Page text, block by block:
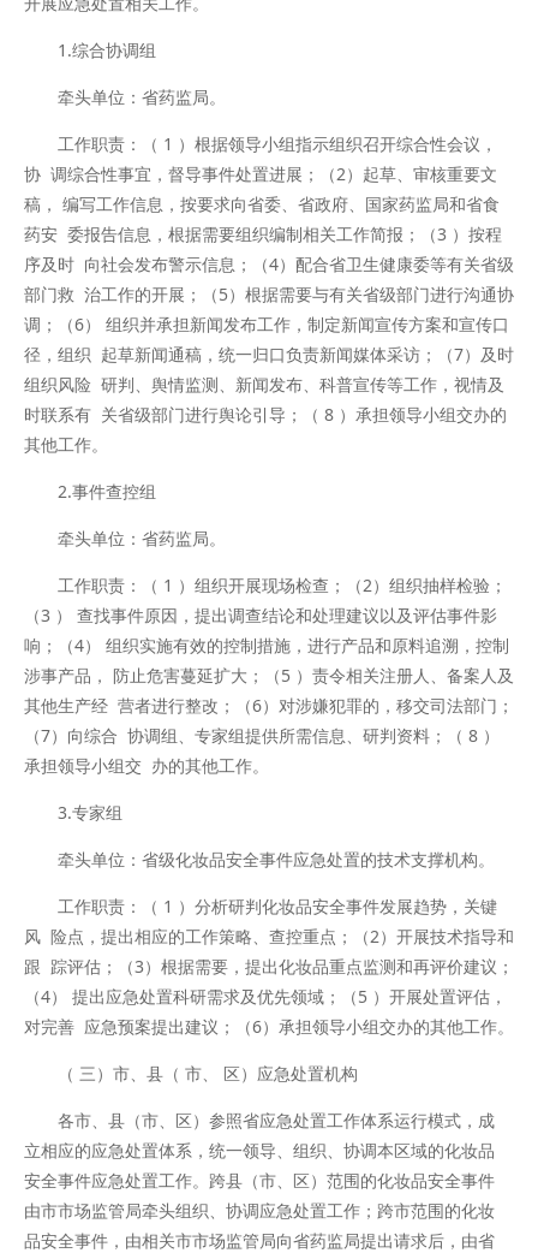
1.综合协调组
牵头单位：省药监局。
工作职责：（ 1 ）根据领导小组指示组织召开综合性会议，
协 调综合性事宜，督导事件处置进展；（2）起草、审核重要文
稿， 编写工作信息，按要求向省委、省政府、国家药监局和省食
药安 委报告信息，根据需要组织编制相关工作简报；（3 ）按程
序及时 向社会发布警示信息；（4）配合省卫生健康委等有关省级
部门救 治工作的开展；（5）根据需要与有关省级部门进行沟通协
调；（6） 组织并承担新闻发布工作，制定新闻宣传方案和宣传口
径，组织 起草新闻通稿，统一归口负责新闻媒体采访；（7）及时
组织风险 研判、舆情监测、新闻发布、科普宣传等工作，视情及
时联系有 关省级部门进行舆论引导；（ 8 ）承担领导小组交办的
其他工作。
2.事件查控组
牵头单位：省药监局。
工作职责：（ 1 ）组织开展现场检查；（2）组织抽样检验；
（3 ） 查找事件原因，提出调查结论和处理建议以及评估事件影
响；（4） 组织实施有效的控制措施，进行产品和原料追溯，控制
涉事产品， 防止危害蔓延扩大；（5 ）责令相关注册人、备案人及
其他生产经 营者进行整改；（6）对涉嫌犯罪的，移交司法部门；
（7）向综合 协调组、专家组提供所需信息、研判资料；（ 8 ）
承担领导小组交 办的其他工作。
3.专家组
牵头单位：省级化妆品安全事件应急处置的技术支撑机构。
工作职责：（ 1 ）分析研判化妆品安全事件发展趋势，关键
风 险点，提出相应的工作策略、查控重点；（2）开展技术指导和
跟 踪评估；（3）根据需要，提出化妆品重点监测和再评价建议；
（4） 提出应急处置科研需求及优先领域；（5 ）开展处置评估，
对完善 应急预案提出建议；（6）承担领导小组交办的其他工作。
（ 三）市、县（ 市、 区）应急处置机构
各市、县（市、区）参照省应急处置工作体系运行模式，成
立相应的应急处置体系，统一领导、组织、协调本区域的化妆品
安全事件应急处置工作。跨县（市、区）范围的化妆品安全事件
由市市场监管局牵头组织、协调应急处置工作；跨市范围的化妆
品安全事件，由相关市市场监管局向省药监局提出请求后，由省